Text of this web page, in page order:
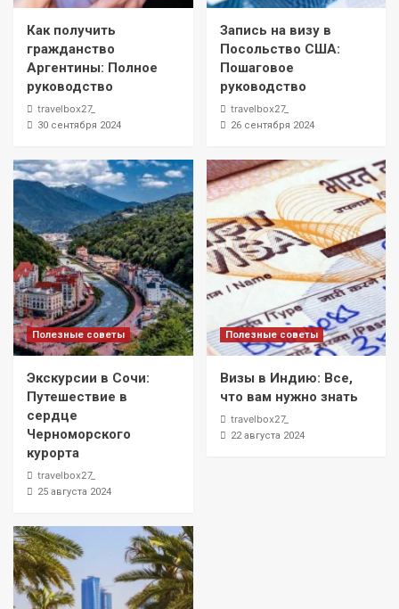
Как получить
гражданство
Аргентины: Полное
руководство
travelbox27_
30 сентября 2024
Запись на визу в
Посольство США:
Пошаговое
руководство
travelbox27_
26 сентября 2024
Полезные советы
Экскурсии в Сочи:
Путешествие в
сердце
Черноморского
курорта
travelbox27_
25 августа 2024
Полезные советы
Визы в Индию: Все,
что вам нужно знать
travelbox27_
22 августа 2024